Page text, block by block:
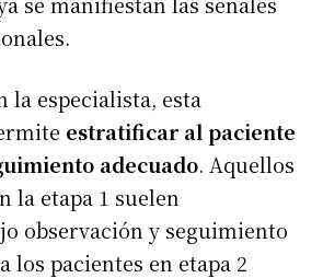
la especialista, esta
estratificar al paciente
adecuado. Aquellos
la etapa 1 suelen
observación y seguimiento
pacientes en etapa 2